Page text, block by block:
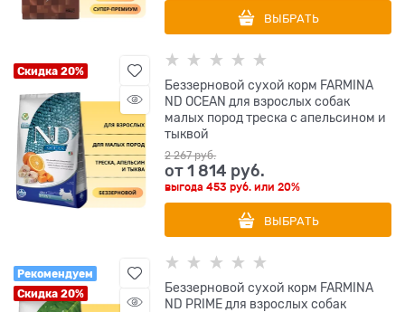
ВЫБРАТЬ
Скидка 20%
Беззерновой cухой корм FARMINA
ND OCEAN для взрослых собак
малых пород треска с апельсином и
тыквой
2 267 руб.
от1 814 руб.
выгода453 руб. или20%
ВЫБРАТЬ
Рекомендуем
Скидка 20%
Беззерновой cухой корм FARMINA
ND PRIME для взрослых собак